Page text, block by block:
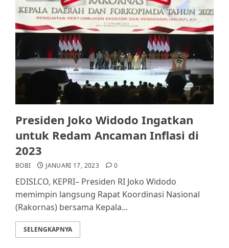
Presiden Joko Widodo Ingatkan
untuk Redam Ancaman Inflasi di
2023
BOBI JANUARI 17, 2023 0
EDISI.CO, KEPRI– Presiden RI Joko Widodo
memimpin langsung Rapat Koordinasi Nasional
(Rakornas) bersama Kepala...
SELENGKAPNYA